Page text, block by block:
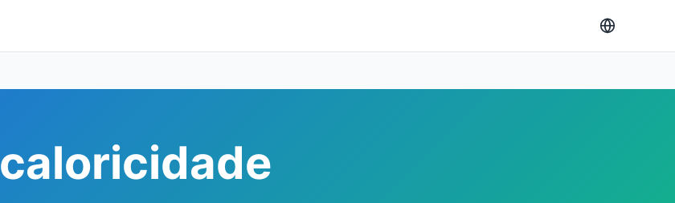
caloricidade